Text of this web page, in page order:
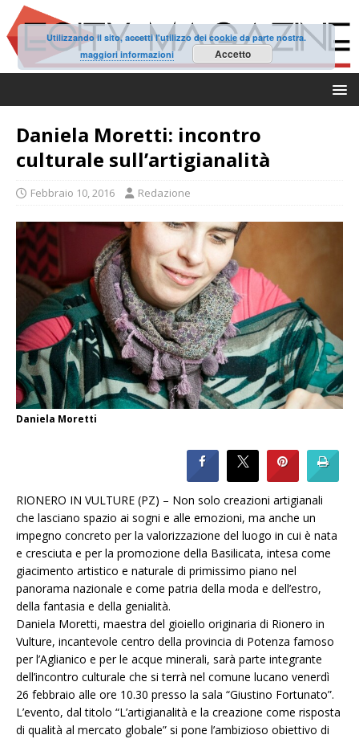
Daniela Moretti: incontro
culturale sull’artigianalità
Febbraio 10, 2016 Redazione
Daniela Moretti
RIONERO IN VULTURE (PZ) – Non solo creazioni artigianali
che lasciano spazio ai sogni e alle emozioni, ma anche un
impegno concreto per la valorizzazione del luogo in cui è nata
e cresciuta e per la promozione della Basilicata, intesa come
giacimento artistico e naturale di primissimo piano nel
panorama nazionale e come patria della moda e dell’estro,
della fantasia e della genialità.
Daniela Moretti, maestra del gioiello originaria di Rionero in
Vulture, incantevole centro della provincia di Potenza famoso
per l’Aglianico e per le acque minerali, sarà parte integrante
dell’incontro culturale che si terrà nel comune lucano venerdì
26 febbraio alle ore 10.30 presso la sala “Giustino Fortunato”.
L’evento, dal titolo “L’artigianalità e la creazione come risposta
di qualità al mercato globale” si pone l’ambizioso obiettivo di
Utilizzando il sito, accetti l'utilizzo dei cookie da parte nostra.
maggiori informazioni
Accetto